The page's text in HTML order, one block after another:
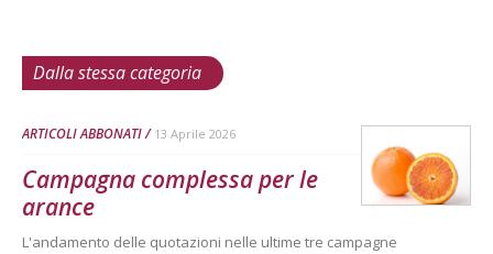
Dalla stessa categoria
ARTICOLI ABBONATI 13 Aprile 2026
Campagna complessa per le
arance
L'andamento delle quotazioni nelle ultime tre campagne